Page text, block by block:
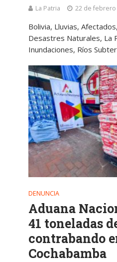
La Patria 22 de febrero
Bolivia, Lluvias,
Desastres Naturales, La
Inundaciones, Ríos
DENUNCIA
Aduana
41 toneladas
contrabando
Cochabamba